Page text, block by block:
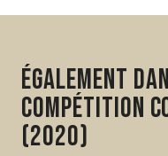
Également
Compétition
(2020)